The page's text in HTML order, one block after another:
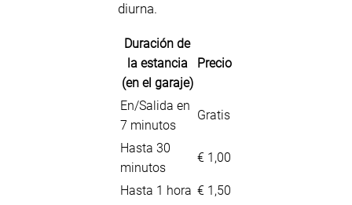
diurna.
Duración de
la estancia
(en el garaje)
Precio
En/Salida en
7 minutos
Gratis
Hasta 30
minutos
€ 1,00
Hasta 1 hora € 1,50